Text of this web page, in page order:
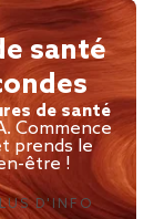
santé
de santé
Commence
prends le
être !
D'INFO